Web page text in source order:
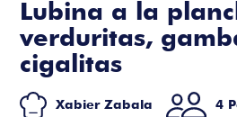
Lubina a la
verduritas,
cigalitas
Xabier Zabala 4